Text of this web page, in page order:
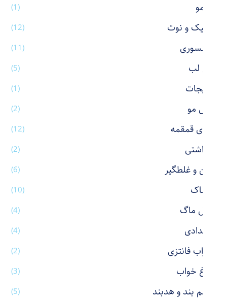
اتو مو (1)
استیک و نوت (12)
اکسسوری (11)
بالم لب (5)
بدلیجات (1)
برس مو (2)
بطری قمقمه (12)
بهداشتی (2)
پاکن و غلطگیر (6)
پوشاک (10)
تراول ماگ (4)
جامدادی (4)
جوراب فانتزی (2)
چراغ خواب (3)
چشم بند و هدبند (5)